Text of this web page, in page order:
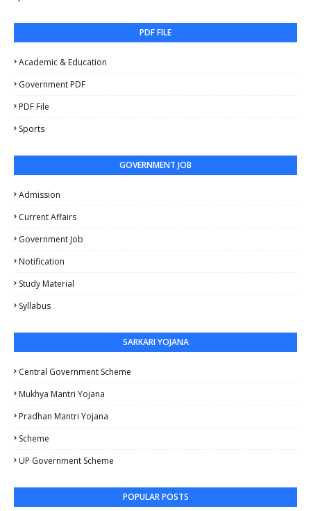
PDF FILE
Academic & Education
Government PDF
PDF File
Sports
GOVERNMENT JOB
Admission
Current Affairs
Government Job
Notification
Study Material
Syllabus
SARKARI YOJANA
Central Government Scheme
Mukhya Mantri Yojana
Pradhan Mantri Yojana
Scheme
UP Government Scheme
POPULAR POSTS